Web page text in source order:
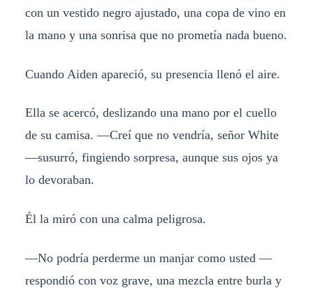
con un vestido negro ajustado, una copa de vino en
la mano y una sonrisa que no prometía nada bueno.
Cuando Aiden apareció, su presencia llenó el aire.
Ella se acercó, deslizando una mano por el cuello
de su camisa. —Creí que no vendría, señor White
—susurró, fingiendo sorpresa, aunque sus ojos ya
lo devoraban.
Él la miró con una calma peligrosa.
—No podría perderme un manjar como usted —
respondió con voz grave, una mezcla entre burla y